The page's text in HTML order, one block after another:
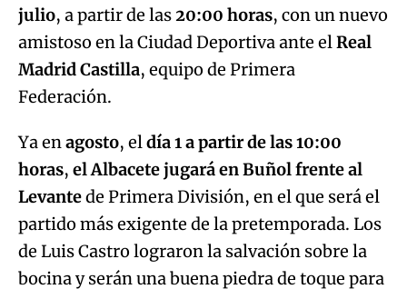
julio, a partir de las20:00 horas, con un nuevo
amistoso en la Ciudad Deportiva ante elReal
Madrid Castilla, equipo de Primera
Federación.
Ya enagosto, eldía 1 a partir de las 10:00
horas, el Albacete jugará en Buñol frente al
Levantede Primera División, en el que será el
partido más exigente de la pretemporada. Los
de Luis Castro lograron la salvación sobre la
bocina y serán una buena piedra de toque para